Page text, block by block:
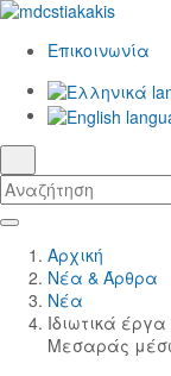
Επικοινωνία
Αναζήτηση
Skip
Main
Content
Κεντρική
Πλοήγηση
Αρχική
Νέα & Άρθρα
Νέα
Ιδιωτικά
Μεσαράς